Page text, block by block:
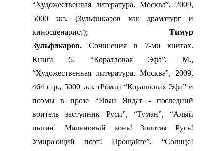
“Художественная литература. Москва”, 2009,
5000 экз. (Зульфикаров как драматург и
киносценарист); Тимур
Зульфикаров. Сочинения в 7-ми книгах.
Книга 5. “Коралловая Эфа”. М.,
“Художественная литература. Москва”, 2009,
464 стр., 5000 экз. (Роман “Коралловая Эфа” и
поэмы в прозе “Иван Явдат - последний
воитель заступник Руси”, “Туман”, “Алый
цыган! Малиновый конь! Золотая Русь!
Умирающий поэт! Прощайте”, “Солнце!